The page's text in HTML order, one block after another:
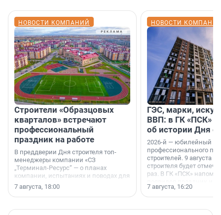
НОВОСТИ КОМПАНИЙ
Строители «Образцовых
кварталов» встречают
профессиональный
праздник на работе
В преддверии Дня строителя топ-
менеджеры компании «СЗ
„Терминал-Ресурс“ — о планах
компании, испытаниях и поводах для
осторожного оптимизма.
7 августа, 18:00
НОВОСТИ
ГЭС, марки,
ВВП: в ГК «ПСК»
об истории Дня
2026-й — юбилейный
профессионального
строителей. 9 августа
строителя будет
раз. В ГК «ПСК»
поменялась роль
7 августа, 16:20